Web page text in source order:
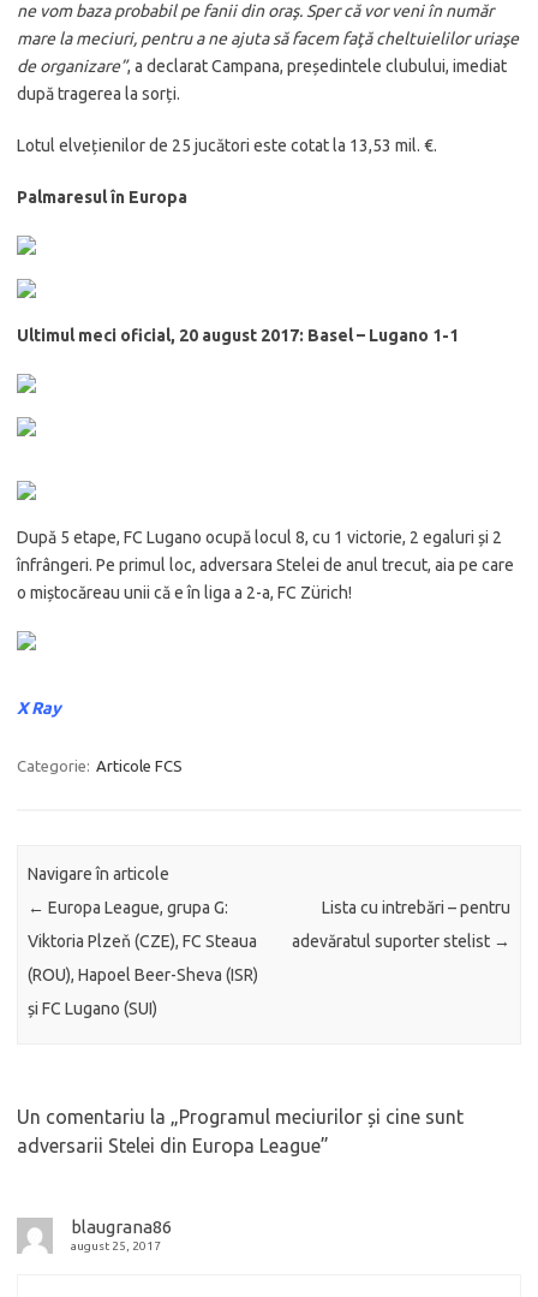
ne vom baza probabil pe fanii din oraş.Sper că vor veni în număr
mare la meciuri, pentru a ne ajuta să facem faţă cheltuielilor uriaşe
de organizare”, a declarat Campana, președintele clubului, imediat
după tragerea la sorți.
Lotul elvețienilor de 25 jucători este cotat la 13,53 mil. €.
Palmaresul în Europa
Ultimul meci oficial, 20 august 2017: Basel – Lugano 1-1
După 5 etape, FC Lugano ocupă locul 8, cu 1 victorie, 2 egaluri și 2
înfrângeri. Pe primul loc, adversara Stelei de anul trecut, aia pe care
o miștocăreau unii că e în liga a 2-a, FC Zürich!
X Ray
Categorie: Articole FCS
Navigare în articole
← Europa League, grupa G:
Viktoria Plzeň (CZE), FC Steaua
(ROU), Hapoel Beer-Sheva (ISR)
și FC Lugano (SUI)
Lista cu intrebări – pentru
adevăratul suporter stelist →
Un comentariu la „Programul meciurilor și cine sunt
adversarii Stelei din Europa League”
blaugrana86
august 25, 2017